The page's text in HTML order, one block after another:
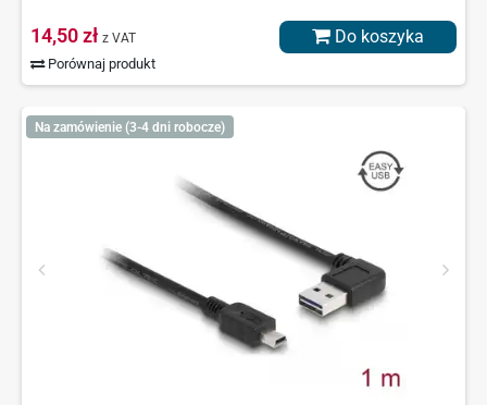
14,50 zł z VAT
Porównaj produkt
Do koszyka
Na zamówienie (3-4 dni robocze)